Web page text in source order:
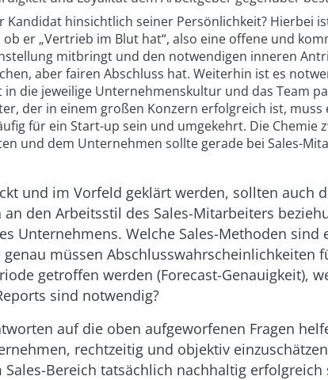
Kandidat hinsichtlich seiner Persönlichkeit? Hierbei
ob er „Vertrieb im Blut hat“, also eine offene und
mitbringt und den notwendigen inneren
aber fairen Abschluss hat. Weiterhin ist es
in die jeweilige Unternehmenskultur und das Team
der in einem großen Konzern erfolgreich ist, muss
für ein Start-up sein und umgekehrt. Die Chemie
und dem Unternehmen sollte gerade bei Sales-
und im Vorfeld geklärt werden, sollten auch
an den Arbeitsstil des Sales-Mitarbeiters
Unternehmens. Welche Sales-Methoden sind
genau müssen Abschlusswahrscheinlichkeiten
getroffen werden (Forecast-Genauigkeit),
sind notwendig?
auf die oben aufgeworfenen Fragen
rechtzeitig und objektiv
Sales-Bereich tatsächlich nachhaltig erfolgreich